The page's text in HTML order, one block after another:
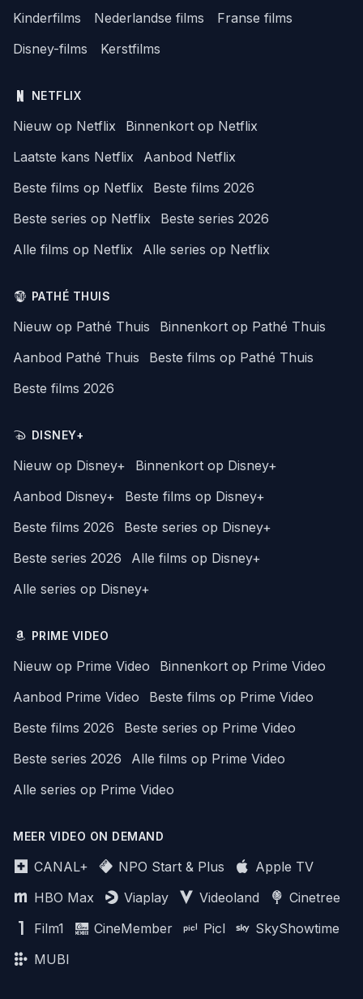
Kinderfilms
Nederlandse films
Franse films
Disney-films
Kerstfilms
NETFLIX
Nieuw op Netflix
Binnenkort op Netflix
Laatste kans Netflix
Aanbod Netflix
Beste films op Netflix
Beste films 2026
Beste series op Netflix
Beste series 2026
Alle films op Netflix
Alle series op Netflix
PATHÉ THUIS
Nieuw op Pathé Thuis
Binnenkort op Pathé Thuis
Aanbod Pathé Thuis
Beste films op Pathé Thuis
Beste films 2026
DISNEY+
Nieuw op Disney+
Binnenkort op Disney+
Aanbod Disney+
Beste films op Disney+
Beste films 2026
Beste series op Disney+
Beste series 2026
Alle films op Disney+
Alle series op Disney+
PRIME VIDEO
Nieuw op Prime Video
Binnenkort op Prime Video
Aanbod Prime Video
Beste films op Prime Video
Beste films 2026
Beste series op Prime Video
Beste series 2026
Alle films op Prime Video
Alle series op Prime Video
MEER VIDEO ON DEMAND
CANAL+ NPO Start & Plus
Apple TV
HBO Max
Viaplay Videoland
Cinetree
Film1
CineMember Picl
SkyShowtime
MUBI